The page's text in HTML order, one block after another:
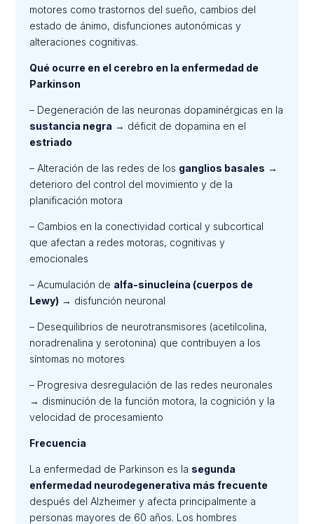
motores como trastornos del sueño, cambios del
estado de ánimo, disfunciones autonómicas y
alteraciones cognitivas.
Qué ocurre en el cerebro en la enfermedad de
Parkinson
– Degeneración de las neuronas dopaminérgicas en la
sustancia negra → déficit de dopamina en el
estriado
– Alteración de las redes de los ganglios basales →
deterioro del control del movimiento y de la
planificación motora
– Cambios en la conectividad cortical y subcortical
que afectan a redes motoras, cognitivas y
emocionales
– Acumulación de alfa-sinucleína (cuerpos de
Lewy) → disfunción neuronal
– Desequilibrios de neurotransmisores (acetilcolina,
noradrenalina y serotonina) que contribuyen a los
síntomas no motores
– Progresiva desregulación de las redes neuronales
→ disminución de la función motora, la cognición y la
velocidad de procesamiento
Frecuencia
La enfermedad de Parkinson es la segunda
enfermedad neurodegenerativa más frecuente
después del Alzheimer y afecta principalmente a
personas mayores de 60 años. Los hombres